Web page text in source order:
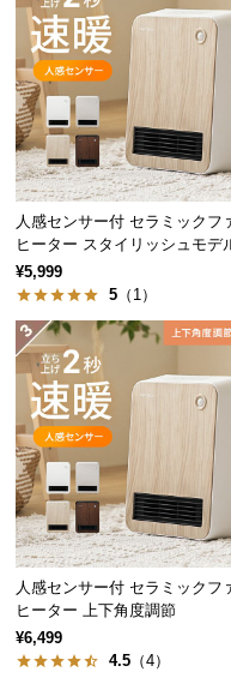
に
つ
い
て
搬
入
経
路
に
つ
い
て
返
品・
キ
ャ
ン
セ
ル
に
つ
い
人感センサー付 セラミックフ
ヒーター スタイリッシュモデ
¥5,999
5 （1）
人感センサー付 セラミックフ
ヒーター 上下角度調節
¥6,499
4.5 （4）